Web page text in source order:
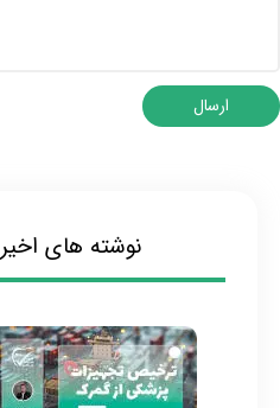
ارسال
نوشته های اخیر